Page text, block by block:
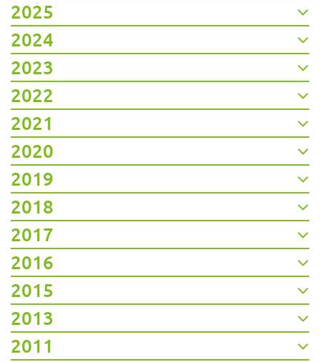
2025
2024
2023
2022
2021
2020
2019
2018
2017
2016
2015
2013
2011